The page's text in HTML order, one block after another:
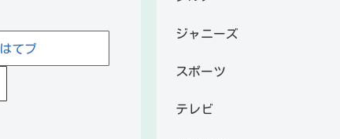
はてブ
ジャニーズ
スポーツ
テレビ